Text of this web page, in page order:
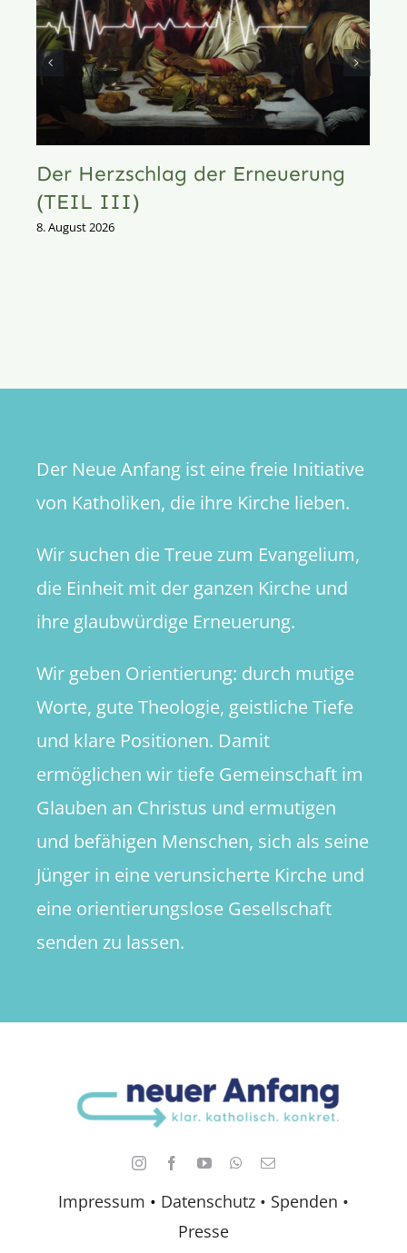
Der Herzschlag der Erneuerung
(TEIL III)
8. August 2026
Impressum • Datenschutz • Spenden •
Presse
Der Neue Anfang ist eine freie Initiative
von Katholiken, die ihre Kirche lieben.
Wir suchen die Treue zum Evangelium,
die Einheit mit der ganzen Kirche und
ihre glaubwürdige Erneuerung.
Wir geben Orientierung: durch mutige
Worte, gute Theologie, geistliche Tiefe
und klare Positionen. Damit
ermöglichen wir tiefe Gemeinschaft im
Glauben an Christus und ermutigen
und befähigen Menschen, sich als seine
Jünger in eine verunsicherte Kirche und
eine orientierungslose Gesellschaft
senden zu lassen.